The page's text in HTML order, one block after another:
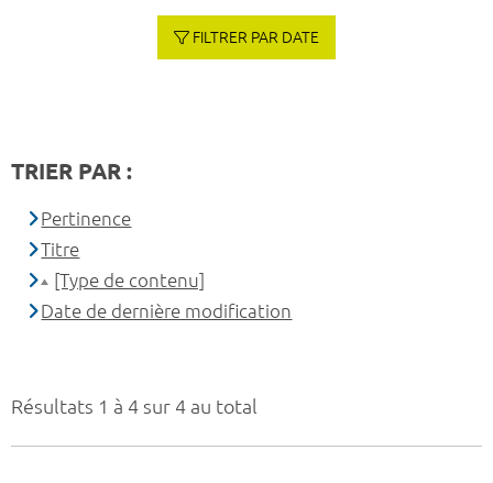
Résultats 1 à 4 sur 4 au total
FILTRER PAR DATE
TRIER PAR :
Pertinence
Titre
[Type de contenu]
Date de dernière modification